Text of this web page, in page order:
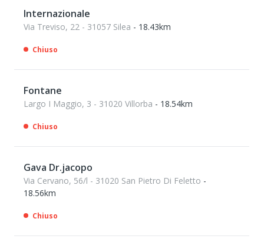
Internazionale
Via Treviso, 22 - 31057 Silea - 18.43km
Chiuso
Fontane
Largo I Maggio, 3 - 31020 Villorba - 18.54km
Chiuso
Gava Dr.jacopo
Via Cervano, 56/l - 31020 San Pietro Di Feletto -
18.56km
Chiuso